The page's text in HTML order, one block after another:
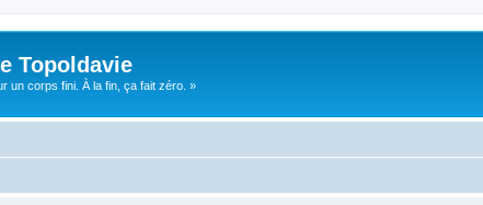
Topoldavie
un corps fini. À la fin, ça fait zéro. »